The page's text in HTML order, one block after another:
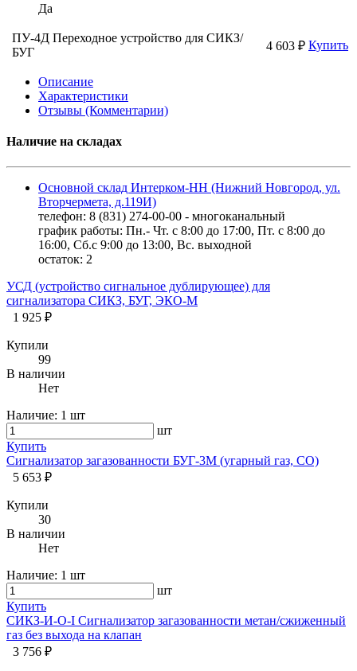
Да
ПУ-4Д Переходное устройство для СИКЗ/
БУГ
4 603 ₽ Купить
Описание
Характеристики
Отзывы (Комментарии)
Наличие на складах
Основной склад Интерком-НН (Нижний Новгород, ул.
Вторчермета, д.119И)
телефон: 8 (831) 274-00-00 - многоканальный
график работы: Пн.- Чт. с 8:00 до 17:00, Пт. с 8:00 до
16:00, Сб.с 9:00 до 13:00, Вс. выходной
остаток: 2
УСД (устройство сигнальное дублирующее) для
сигнализатора СИКЗ, БУГ, ЭКО-М
1 925 ₽
Купили
99
В наличии
Нет
Наличие: 1 шт
шт
Купить
Сигнализатор загазованности БУГ-3М (угарный газ, CO)
5 653 ₽
Купили
30
В наличии
Нет
Наличие: 1 шт
шт
Купить
СИКЗ-И-О-I Сигнализатор загазованности метан/сжиженный
газ без выхода на клапан
3 756 ₽